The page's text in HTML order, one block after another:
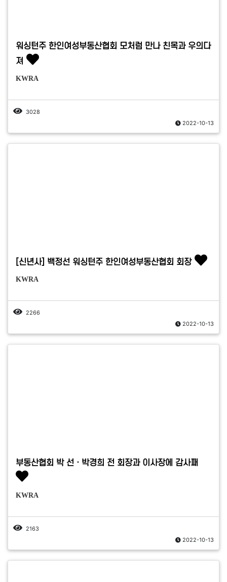
워싱턴주 한인여성부동산협회 모처럼 만나 친목과 우의다
져
KWRA
3028
2022-10-13
[신년사] 백정선 워싱턴주 한인여성부동산협회 회장
KWRA
2266
2022-10-13
부동산협회 박 선ㆍ박경희 전 회장과 이사장에 감사패
KWRA
2163
2022-10-13